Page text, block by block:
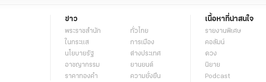
ข่าว
พระราชสำนัก
ทั่วไทย
ในกระแส
การเมือง
นโยบายรัฐ
ต่างประเทศ
อาชญากรรม
ยานยนต์
ราคาทองคำ
ความยั่งยืน
เนื้อหาที่น่าสนใจ
รายงานพิเศษ
คอลัมน์
ดวง
นิยาย
Podcast